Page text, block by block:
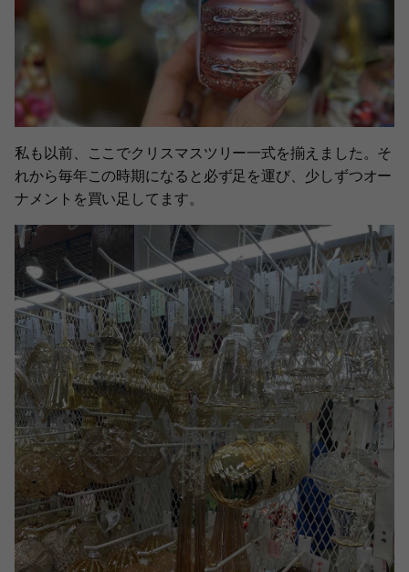
私も以前、ここでクリスマスツリー一式を揃えました。そ
れから毎年この時期になると必ず足を運び、少しずつオー
ナメントを買い足してます。